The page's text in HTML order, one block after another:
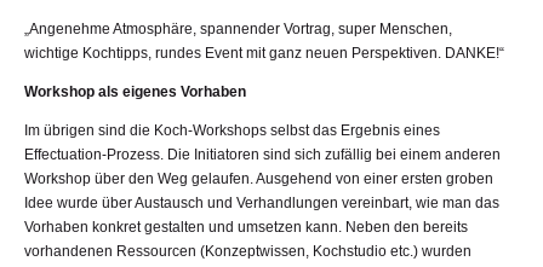
„Angenehme Atmosphäre, spannender Vortrag, super Menschen,
wichtige Kochtipps, rundes Event mit ganz neuen Perspektiven. DANKE!“
Workshop als eigenes Vorhaben
Im übrigen sind die Koch-Workshops selbst das Ergebnis eines
Effectuation-Prozess. Die Initiatoren sind sich zufällig bei einem anderen
Workshop über den Weg gelaufen. Ausgehend von einer ersten groben
Idee wurde über Austausch und Verhandlungen vereinbart, wie man das
Vorhaben konkret gestalten und umsetzen kann. Neben den bereits
vorhandenen Ressourcen (Konzeptwissen, Kochstudio etc.) wurden